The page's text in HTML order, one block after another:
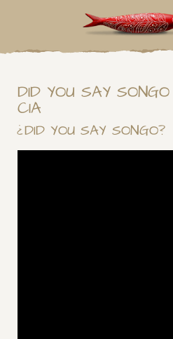
DID YOU SAY
CIA
¿DID YOU SAY SONGO?